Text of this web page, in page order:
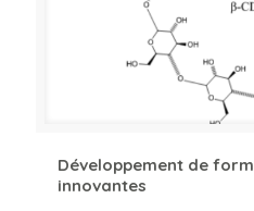
Développement de
innovantes